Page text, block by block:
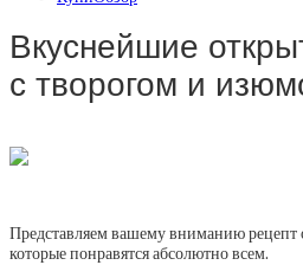
Вкуснейшие
с творогом и
Представляем вашему вниманию рецепт
которые понравятся абсолютно всем.